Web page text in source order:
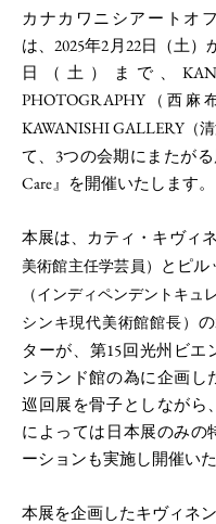
カナカワニシアートオ
は、2025年2月22日（土）
日（土）まで、
PHOTOGRAPHY （西麻
KAWANISHI GALLERY （
て、3つの会期にまたが
Care』を開催いたします。
本展は、カティ・キヴィ
美術館主任学芸員）
とピル
（インディペンデントキュ
シンキ現代美術館館長）
ターが、第15回光州ビエ
ンランド館の為に企画し
巡回展を骨子としながら
によっては日本展のみの
ーションも実施し開催いた
本展を企画したキヴィネ